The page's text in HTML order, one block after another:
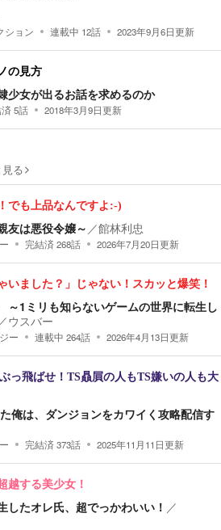
ション 連載中 12話 2023年9月6日更新
の見方
少女が出るお話を求めるのか
5話 2018年3月9日更新
る
でも上品なんですよ:-)
は悪役令嬢～ ／館林利忠
完結済268話 2026年7月20日更新
いました？」じゃない！スカッと爆笑！
1ミリも知らないゲームの世界に転生し
ウスバー
ー 連載中 264話 2026年4月13日更新
っ飛ばせ！TS贔屓の人もTS嫌いの人も大
俺は、ダンジョンをカワイく攻略配信す
完結済373話 2025年11月11日更新
越する美少女！
したオレ氏、超でっかわいい！ ／